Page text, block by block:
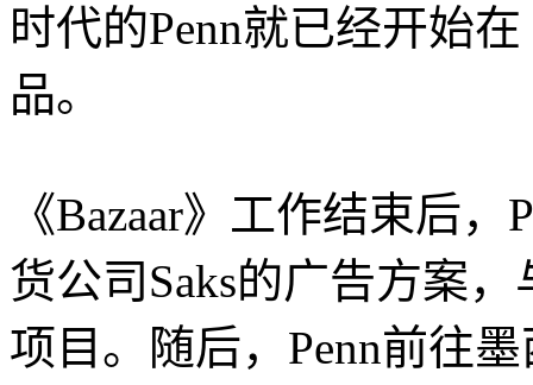
时代的Penn就已经开始
品。
《Bazaar》工作结束后
货公司Saks的广告方案
项目。随后，Penn前往